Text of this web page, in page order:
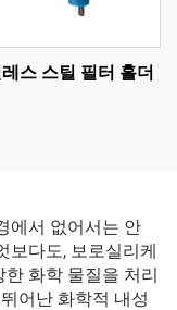
스 스틸 필터 홀더
에서 없어서는 안
보다도, 보로실리케
화학 물질을 처리
어난 화학적 내성